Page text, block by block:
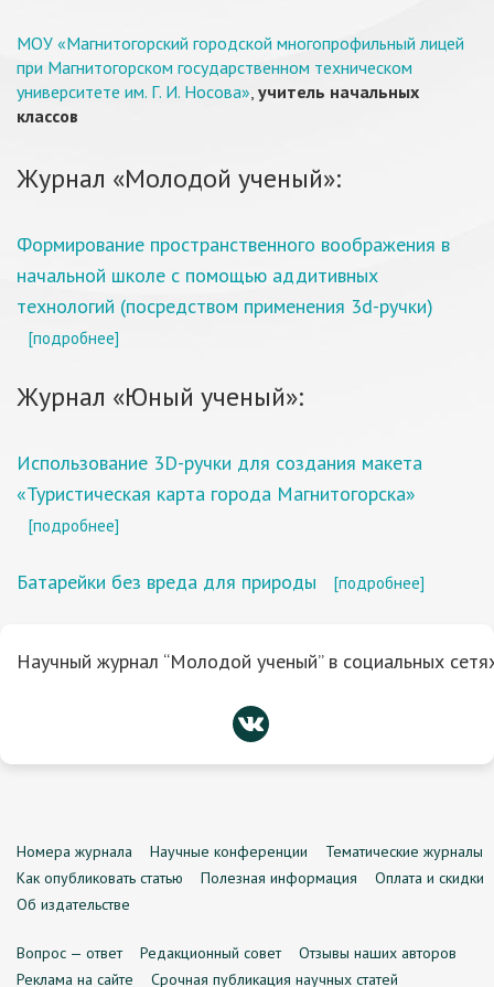
МОУ «Магнитогорский городской многопрофильный лицей
при Магнитогорском государственном техническом
университете им. Г. И. Носова», учитель начальных
классов
Журнал «Молодой ученый»:
Формирование пространственного воображения в
начальной школе с помощью аддитивных
технологий (посредством применения 3d-ручки)
[подробнее]
Журнал «Юный ученый»:
Использование 3D-ручки для создания макета
«Туристическая карта города Магнитогорска»
[подробнее]
Батарейки без вреда для природы [подробнее]
Научный журнал “Молодой ученый” в социальных
Номера журнала Научные конференции
Тематические журналы
Как опубликовать статью
Полезная информация
Оплата и скидки
Об издательстве
Вопрос — ответ Редакционный совет
Отзывы наших авторов
Реклама на сайте
Срочная публикация научных статей